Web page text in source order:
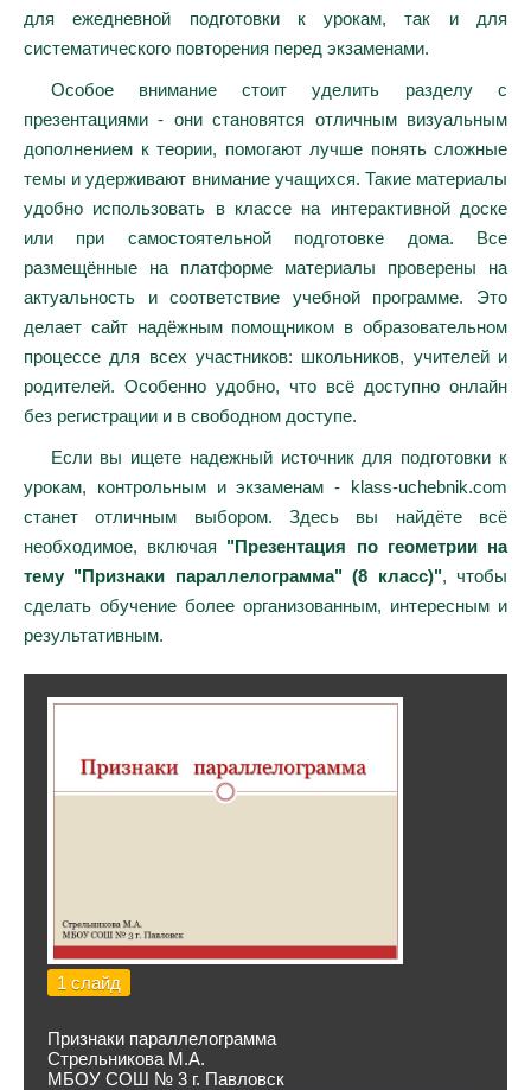
для ежедневной подготовки к урокам, так и для
систематического повторения перед экзаменами.
Особое внимание стоит уделить разделу с
презентациями - они становятся отличным визуальным
дополнением к теории, помогают лучше понять сложные
темы и удерживают внимание учащихся. Такие материалы
удобно использовать в классе на интерактивной доске
или при самостоятельной подготовке дома. Все
размещённые на платформе материалы проверены на
актуальность и соответствие учебной программе. Это
делает сайт надёжным помощником в образовательном
процессе для всех участников: школьников, учителей и
родителей. Особенно удобно, что всё доступно онлайн
без регистрации и в свободном доступе.
Если вы ищете надежный источник для подготовки к
урокам, контрольным и экзаменам - klass-uchebnik.com
станет отличным выбором. Здесь вы найдёте всё
необходимое, включая "Презентация по геометрии на
тему "Признаки параллелограмма" (8 класс)", чтобы
сделать обучение более организованным, интересным и
результативным.
1 слайд
Признаки параллелограмма
Стрельникова М.А.
МБОУ СОШ № 3 г. Павловск